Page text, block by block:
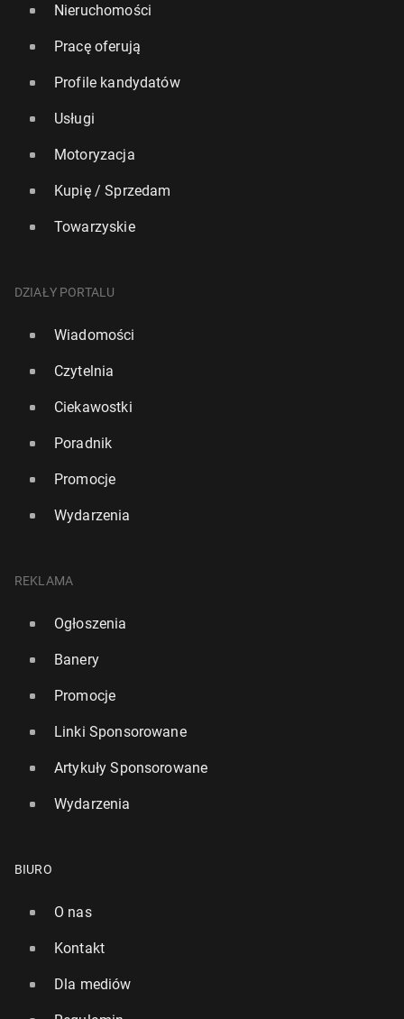
Nieruchomości
Pracę oferują
Profile kandydatów
Usługi
Motoryzacja
Kupię / Sprzedam
Towarzyskie
DZIAŁY PORTALU
Wiadomości
Czytelnia
Ciekawostki
Poradnik
Promocje
Wydarzenia
REKLAMA
Ogłoszenia
Banery
Promocje
Linki Sponsorowane
Artykuły Sponsorowane
Wydarzenia
BIURO
O nas
Kontakt
Dla mediów